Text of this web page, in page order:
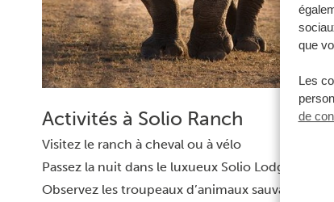
que
Les
de
Activités à Solio Ranch
Visitez le ranch à cheval ou à vélo
Passez la nuit dans le luxueux Solio Lodge Laikipia
Observez les troupeaux d’animaux sauvages